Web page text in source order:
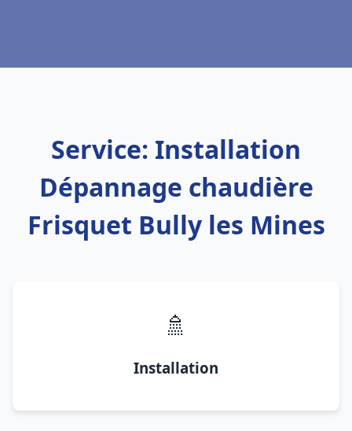
Service: Installation
Dépannage chaudière
Frisquet Bully les Mines
🚿
Installation